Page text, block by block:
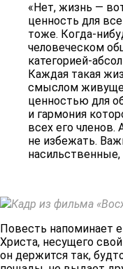
«Нет, жизнь —
ценность для
тоже. Когда-
человеческом
категорией-
Каждая такая
смыслом
ценностью для
и гармония
всех его
не избежать.
Кадр из фильма
Повесть напоминает
Христа, несущего
он держится так,